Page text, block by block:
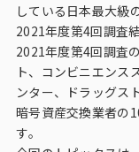
多様性・ダイバ
ニュース・メデ
ソリューション
している日本最大級
2021年度第4回調査
2021年度第4回調査
ト、コンビニエンス
ンター、ドラッグス
暗号資産交換業者の
す。